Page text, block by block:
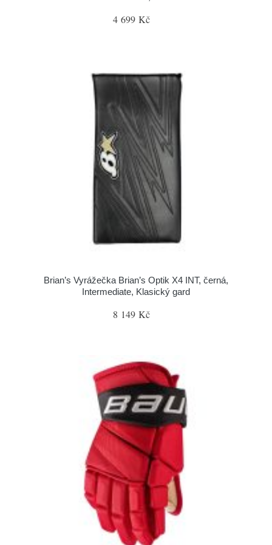
4 699 Kč
Brian’s Vyrážečka Brian’s Optik X4 INT, černá,
Intermediate, Klasický gard
8 149 Kč